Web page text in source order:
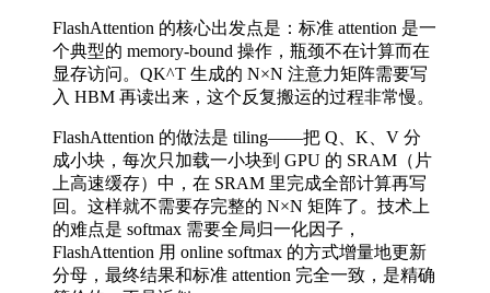
FlashAttention 的核心出发点是：标准 attention 是一
个典型的 memory-bound 操作，瓶颈不在计算而在
显存访问。QK^T 生成的 N×N 注意力矩阵需要写
入 HBM 再读出来，这个反复搬运的过程非常慢。
FlashAttention 的做法是 tiling——把 Q、K、V 分
成小块，每次只加载一小块到 GPU 的 SRAM（片
上高速缓存）中，在 SRAM 里完成全部计算再写
回。这样就不需要存完整的 N×N 矩阵了。技术上
的难点是 softmax 需要全局归一化因子，
FlashAttention 用 online softmax 的方式增量地更新
分母，最终结果和标准 attention 完全一致，是精确